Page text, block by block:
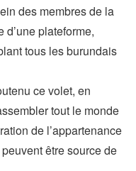
des membres de la
plateforme,
tous les burundais
ce volet, en
tout le monde
de l’appartenance
être source de